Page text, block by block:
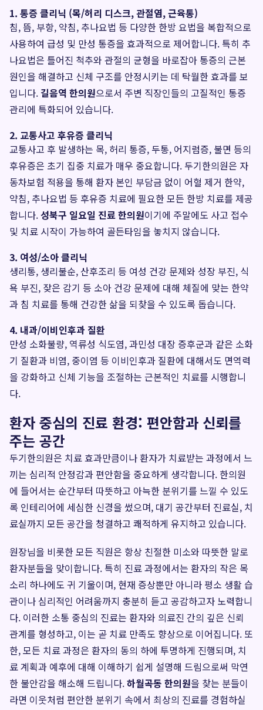
1. 통증 클리닉 (목/허리 디스크, 관절염, 근육통)
침, 뜸, 부항, 약침, 추나요법 등 다양한 한방 요법을 복합적으로
사용하여 급성 및 만성 통증을 효과적으로 제어합니다. 특히 추
나요법은 틀어진 척추와 관절의 균형을 바로잡아 통증의 근본
원인을 해결하고 신체 구조를 안정시키는 데 탁월한 효과를 보
입니다. 길음역 한의원으로서 주변 직장인들의 고질적인 통증
관리에 특화되어 있습니다.
2. 교통사고 후유증 클리닉
교통사고 후 발생하는 목, 허리 통증, 두통, 어지럼증, 불면 등의
후유증은 초기 집중 치료가 매우 중요합니다. 두기한의원은 자
동차보험 적용을 통해 환자 본인 부담금 없이 어혈 제거 한약,
약침, 추나요법 등 후유증 치료에 필요한 모든 한방 치료를 제공
합니다.성북구 일요일 진료 한의원이기에 주말에도 사고 접수
및 치료 시작이 가능하여 골든타임을 놓치지 않습니다.
3. 여성/소아 클리닉
생리통, 생리불순, 산후조리 등 여성 건강 문제와 성장 부진, 식
욕 부진, 잦은 감기 등 소아 건강 문제에 대해 체질에 맞는 한약
과 침 치료를 통해 건강한 삶을 되찾을 수 있도록 돕습니다.
4. 내과/이비인후과 질환
만성 소화불량, 역류성 식도염, 과민성 대장 증후군과 같은 소화
기 질환과 비염, 중이염 등 이비인후과 질환에 대해서도 면역력
을 강화하고 신체 기능을 조절하는 근본적인 치료를 시행합니
다.
환자 중심의 진료 환경: 편안함과 신뢰를
주는 공간
두기한의원은 치료 효과만큼이나 환자가 치료받는 과정에서 느
끼는 심리적 안정감과 편안함을 중요하게 생각합니다. 한의원
에 들어서는 순간부터 따뜻하고 아늑한 분위기를 느낄 수 있도
록 인테리어에 세심한 신경을 썼으며, 대기 공간부터 진료실, 치
료실까지 모든 공간을 청결하고 쾌적하게 유지하고 있습니다.
원장님을 비롯한 모든 직원은 항상 친절한 미소와 따뜻한 말로
환자분들을 맞이합니다. 특히 진료 과정에서는 환자의 작은 목
소리 하나에도 귀 기울이며, 현재 증상뿐만 아니라 평소 생활 습
관이나 심리적인 어려움까지 충분히 듣고 공감하고자 노력합니
다. 이러한 소통 중심의 진료는 환자와 의료진 간의 깊은 신뢰
관계를 형성하고, 이는 곧 치료 만족도 향상으로 이어집니다. 또
한, 모든 치료 과정은 환자의 동의 하에 투명하게 진행되며, 치
료 계획과 예후에 대해 이해하기 쉽게 설명해 드림으로써 막연
한 불안감을 해소해 드립니다.하월곡동 한의원을 찾는 분들이
라면 이웃처럼 편안한 분위기 속에서 최상의 진료를 경험하실